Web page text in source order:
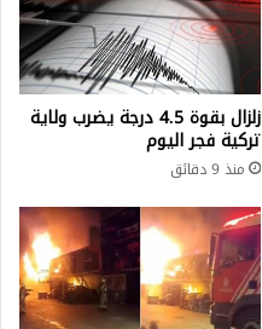
زلزال بقوة 4.5 درجة يضرب ولاية
تركية فجر اليوم
منذ 9 دقائق